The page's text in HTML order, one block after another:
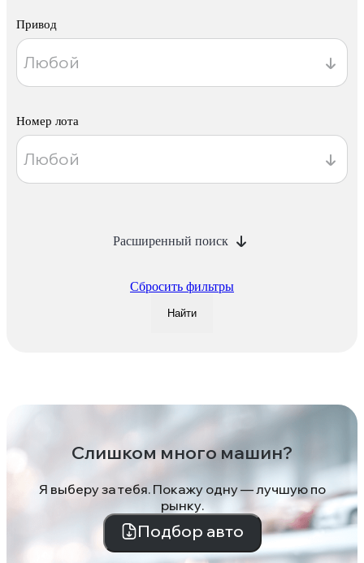
Привод
Номер лота
Расширенный поиск
Сбросить фильтры
Найти
Слишком много машин?
Я выберу за тебя. Покажу одну — лучшую по
рынку.
Подбор авто